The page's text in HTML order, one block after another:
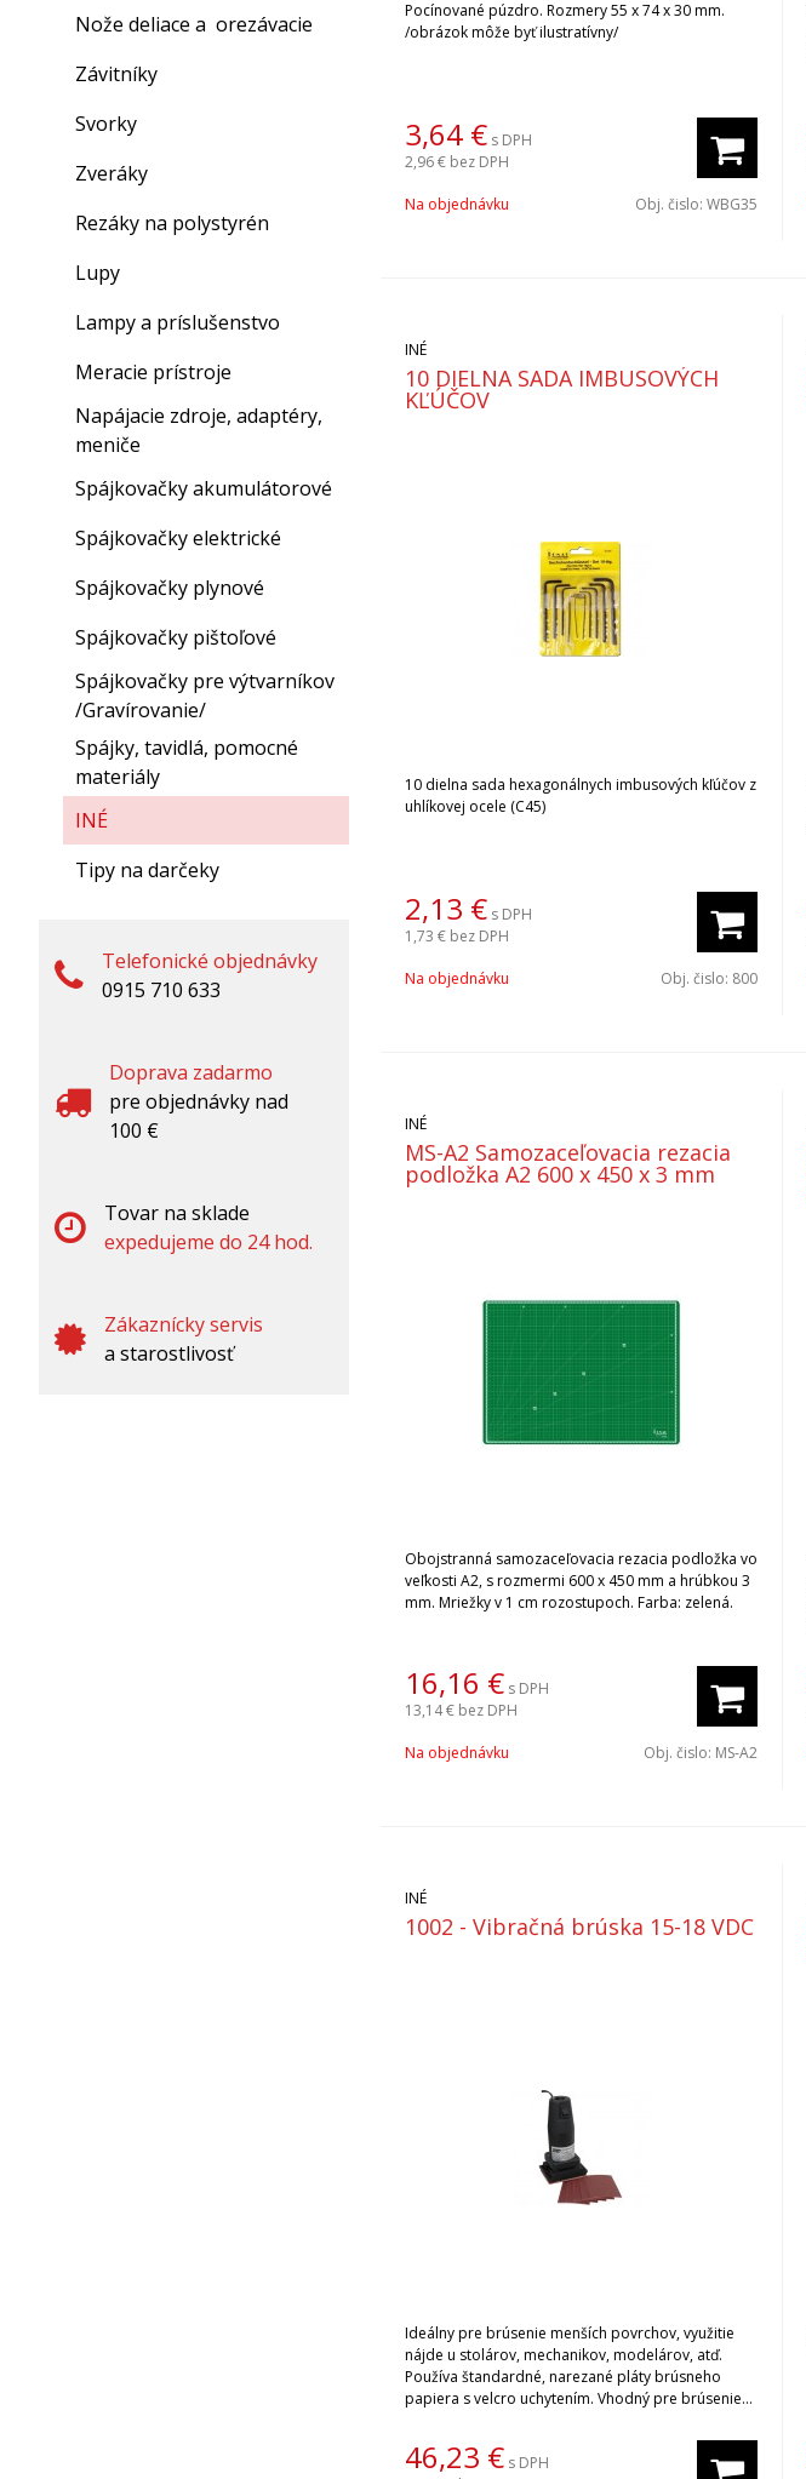
Pocínované púzdro. Rozmery 55 x 74 x 30 mm.
/obrázok môže byť ilustratívny/
3,64 € s DPH
2,96 € bez DPH
Na objednávku Obj. čislo:WBG35
INÉ
10 DIELNA SADA IMBUSOVÝCH
KĽÚČOV
10 dielna sada hexagonálnych imbusových kľúčov z
uhlíkovej ocele (C45)
2,13 € s DPH
1,73 € bez DPH
Na objednávku Obj. čislo: 800
INÉ
MS-A2 Samozaceľovacia rezacia
podložka A2 600 x 450 x 3 mm
Obojstranná samozaceľovacia rezacia podložka vo
veľkosti A2, s rozmermi 600 x 450 mm a hrúbkou 3
mm. Mriežky v 1 cm rozostupoch. Farba: zelená.
16,16 € s DPH
13,14 € bez DPH
Na objednávku Obj. čislo: MS-A2
INÉ
1002 - Vibračná brúska 15-18 VDC
Ideálny pre brúsenie menších povrchov, využitie
nájde u stolárov, mechanikov, modelárov, atď.
Používa štandardné, narezané pláty brúsneho
papiera s velcro uchytením. Vhodný pre brúsenie
15-18Vdc, výkon 45-80 W, 3000-5000 ot/min,
pieskovaný povrch 70 x 50 mm. Dodáva sa s
46,23 € s DPH
Nože deliace a orezávacie
Závitníky
Svorky
Zveráky
Rezáky na polystyrén
Lupy
Lampy a príslušenstvo
Meracie prístroje
Napájacie zdroje, adaptéry,
meniče
Spájkovačky akumulátorové
Spájkovačky elektrické
Spájkovačky plynové
Spájkovačky pištoľové
Spájkovačky pre výtvarníkov
/Gravírovanie/
Spájky, tavidlá, pomocné
materiály
INÉ
Tipy na darčeky
Telefonické objednávky
0915 710 633
Doprava zadarmo
pre objednávky nad
100 €
Tovar na sklade
expedujeme do 24 hod.
Zákaznícky servis
a starostlivosť